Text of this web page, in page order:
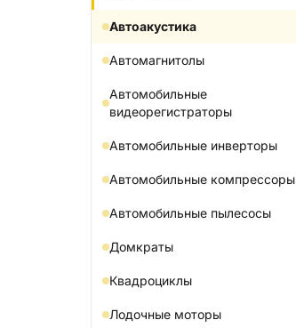
Автоакустика
Автомагнитолы
Автомобильные
видеорегистраторы
Автомобильные инверторы
Автомобильные компрессоры
Автомобильные пылесосы
Домкраты
Квадроциклы
Лодочные моторы